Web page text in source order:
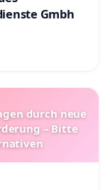
Gmbh
durch neue
– Bitte